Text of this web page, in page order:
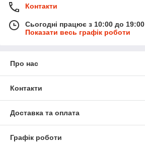
Контакти
Сьогодні працює з 10:00 до 19:00
Показати весь графік роботи
Про нас
Контакти
Доставка та оплата
Графік роботи